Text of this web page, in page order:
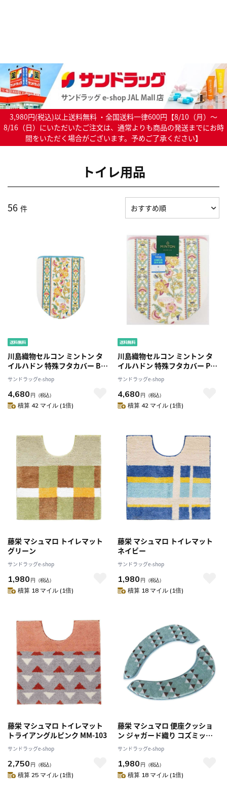
3,980円(税込)以上送料無料 ・全国送料一律600円【8/10（月）～
8/16（日）にいただいたご注文は、通常よりも商品の発送までにお時
間をいただく場合がございます。予めご了承ください】
トイレ用品
56 件
川島織物セルコン ミントン タ
イルハドン 特殊フタカバー B・
ブルー 【直送品】 返品・キャ
ンセル・他商品と同時購入は不
可
サンドラッグe-shop
4,680 円 （税込）
積算 42 マイル (1倍)
川島織物セルコン ミントン タ
イルハドン 特殊フタカバー P・
ピンク 【直送品】 返品・キャ
ンセル・他商品と同時購入は不
可
サンドラッグe-shop
4,680 円 （税込）
積算 42 マイル (1倍)
藤栄 マシュマロ トイレマット
グリーン
サンドラッグe-shop
1,980 円 （税込）
積算 18 マイル (1倍)
藤栄 マシュマロ トイレマット
ネイビー
サンドラッグe-shop
1,980 円 （税込）
積算 18 マイル (1倍)
藤栄 マシュマロ トイレマット
トライアングルピンク MM-103
サンドラッグe-shop
2,750 円 （税込）
積算 25 マイル (1倍)
藤栄 マシュマロ 便座クッショ
ン ジャガード織り コズミック
グリーン MB-1002
サンドラッグe-shop
1,980 円 （税込）
積算 18 マイル (1倍)